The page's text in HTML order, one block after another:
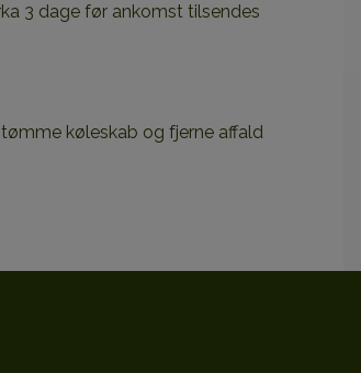
3 dage før ankomst tilsendes
køleskab og fjerne affald